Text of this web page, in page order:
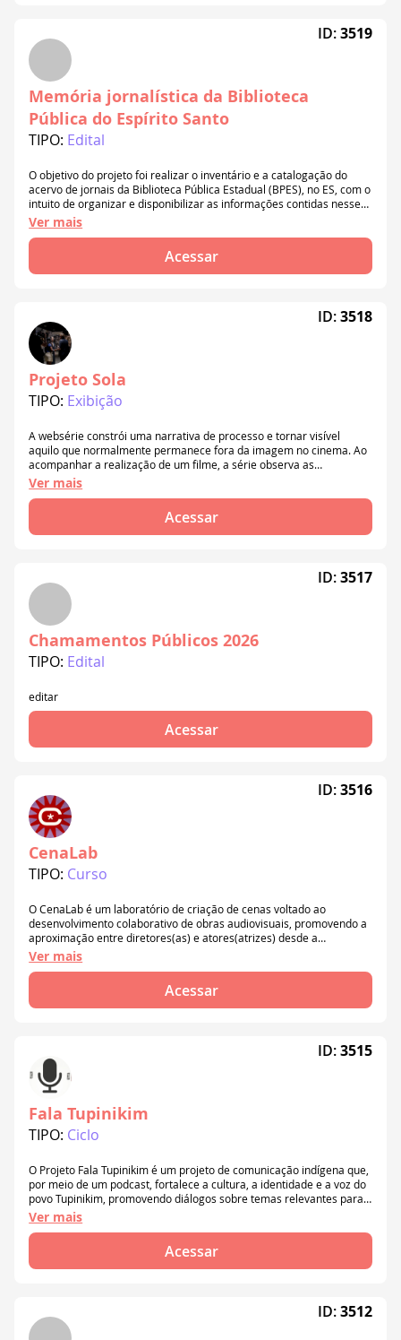
Memória jornalística da Biblioteca
Pública do Espírito Santo
TIPO: Edital
ID:3519
O objetivo do projeto foi realizar o inventário e a catalogação do
acervo de jornais da Biblioteca Pública Estadual (BPES), no ES, com o
intuito de organizar e disponibilizar as informações contidas nesse
material de forma precisa e acessível para cidadãos e
pesquisadores. O projeto visou preservar a memória jornalística
capixaba, promovendo a democratização do acesso a esses
Ver mais
Acessar
Projeto Sola
TIPO: Exibição
ID:3518
A websérie constrói uma narrativa de processo e tornar visível
aquilo que normalmente permanece fora da imagem no cinema. Ao
acompanhar a realização de um filme, a série observa as
transformações e os afetamentos que atravessam as pessoas
envolvidas na produção. Ao longo de 4 episódios, seguimos o
percurso do curta-metragem Sola desde a pré-produção até sua
Ver mais
Acessar
Chamamentos Públicos 2026
TIPO: Edital
ID:3517
editar
Acessar
CenaLab
TIPO: Curso
ID:3516
O CenaLab é um laboratório de criação de cenas voltado ao
desenvolvimento colaborativo de obras audiovisuais, promovendo a
aproximação entre diretores(as) e atores(atrizes) desde a
construção do argumento até a realização de uma cena. As
atividades serão realizadas entre agosto e outubro de 2026, em
formato híbrido. uma produção do Remonta Audiovisual e da Jup
Projetos. Com recursos do Funcultura
Ver mais
Acessar
Fala Tupinikim
TIPO: Ciclo
ID:3515
O Projeto Fala Tupinikim é um projeto de comunicação indígena que,
por meio de um podcast, fortalece a cultura, a identidade e a voz do
povo Tupinikim, promovendo diálogos sobre temas relevantes para
as comunidades.
Ver mais
Acessar
ID:3512